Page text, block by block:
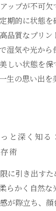
ップが不可
期的に状態
品質なプリン
湿気や光から
しい状態を
生の思い出
と深く知る
術
に引き出すた
らかく自然な
が際立ち、顔